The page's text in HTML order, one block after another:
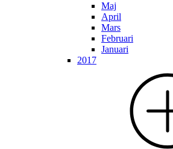
Maj
April
Mars
Februari
Januari
2017